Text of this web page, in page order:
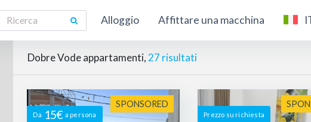
Alloggio Affittare una macchina
Dobre Vode appartamenti, 27 risultati
SPONSORED
Da 15€ a persona Prezzo su richiesta